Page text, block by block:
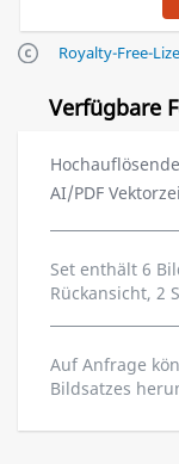
Royalty-Free-
Verfügbare
AI/PDF
Set enthält 6
Rückansicht, 2
Auf Anfrage
Bildsatzes